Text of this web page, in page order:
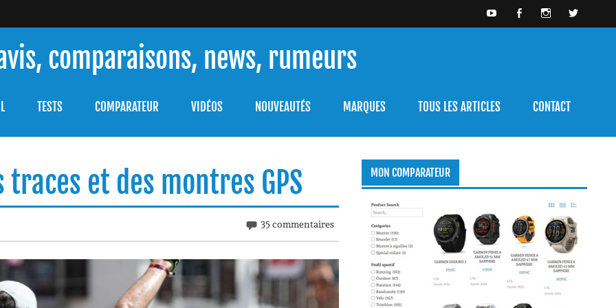
comparaisons, news, rumeurs
TESTS COMPARATEUR VIDÉOS NOUVEAUTÉS MARQUES TOUS LES ARTICLES CONTACT
traces et des montres GPS
35 commentaires
MON COMPARATEUR